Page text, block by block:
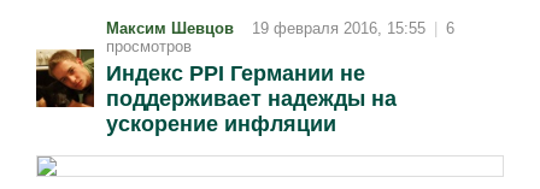
Максим Шевцов 19 февраля 2016, 15:55
6
просмотров
Индекс PPI Германии не
поддерживает надежды на
ускорение инфляции